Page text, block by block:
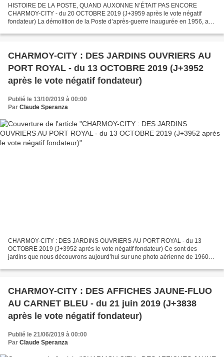
HISTOIRE DE LA POSTE, QUAND AUXONNE N’ÉTAIT PAS ENCORE
CHARMOY-CITY - du 20 OCTOBRE 2019 (J+3959 après le vote négatif
fondateur) La démolition de la Poste d’après-guerre inaugurée en 1956, a
CHARMOY-CITY : DES JARDINS OUVRIERS AU
PORT ROYAL - du 13 OCTOBRE 2019 (J+3952
après le vote négatif fondateur)
Publié le 13/10/2019 à 00:00
Par Claude Speranza
CHARMOY-CITY : DES JARDINS OUVRIERS AU PORT ROYAL - du 13
OCTOBRE 2019 (J+3952 après le vote négatif fondateur) Ce sont des
jardins que nous découvrons aujourd’hui sur une photo aérienne de 1960
CHARMOY-CITY : DES AFFICHES JAUNE-FLUO
AU CARNET BLEU - du 21 juin 2019 (J+3838
après le vote négatif fondateur)
Publié le 21/06/2019 à 00:00
Par Claude Speranza